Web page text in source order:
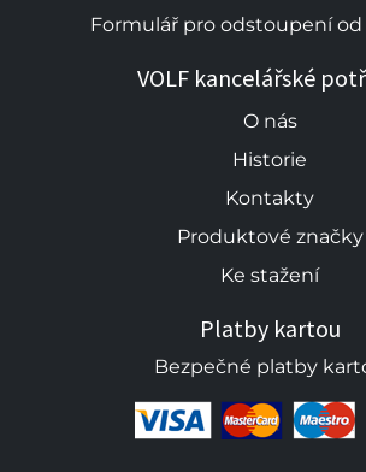
Formulář pro odstoupení
VOLF kancelářské
O nás
Historie
Kontakty
Produktové značky
Ke stažení
Platby kartou
Bezpečné platby